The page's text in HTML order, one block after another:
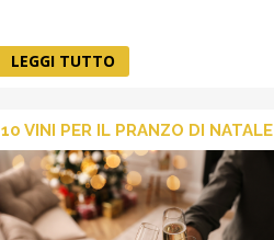
LEGGI TUTTO
10 VINI PER IL PRANZO DI NATALE